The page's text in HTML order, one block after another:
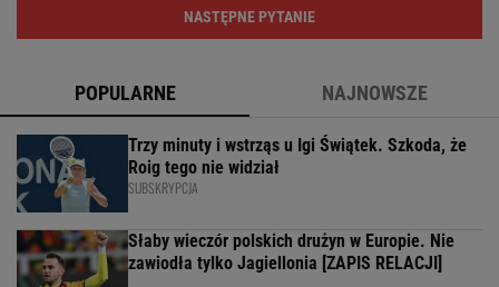
NASTĘPNE PYTANIE
POPULARNE NAJNOWSZE
Trzy minuty i wstrząs u Igi Świątek. Szkoda, że
Roig tego nie widział
SUBSKRYPCJA
Słaby wieczór polskich drużyn w Europie. Nie
zawiodła tylko Jagiellonia [ZAPIS RELACJI]